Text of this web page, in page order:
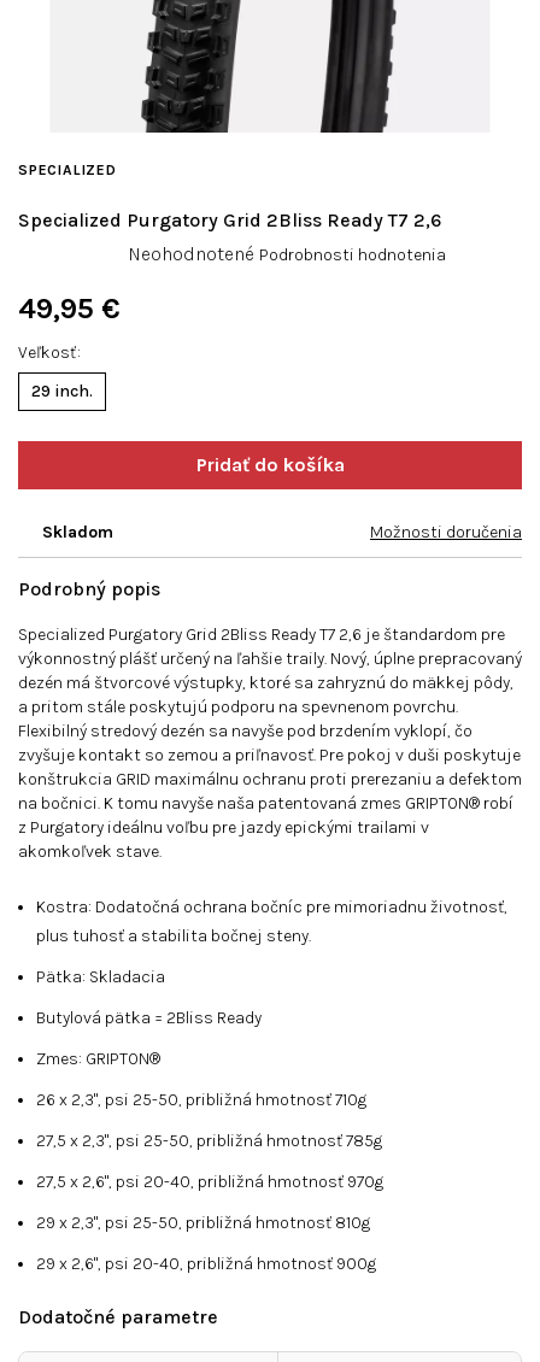
Veľkosť
29 inch.
49,95 €
Skladom Možnosti doručenia
Specialized Purgatory Grid 2Bliss Ready T7 2,6
SPECIALIZED
Priemerné
Neohodnotené Podrobnosti hodnotenia
Podrobný popis
Specialized Purgatory Grid 2Bliss Ready T7 2,6 je štandardom pre
výkonnostný plášť určený na ľahšie traily. Nový, úplne prepracovaný
dezén má štvorcové výstupky, ktoré sa zahryznú do mäkkej pôdy,
a pritom stále poskytujú podporu na spevnenom povrchu.
Flexibilný stredový dezén sa navyše pod brzdením vyklopí, čo
zvyšuje kontakt so zemou a priľnavosť. Pre pokoj v duši poskytuje
konštrukcia GRID maximálnu ochranu proti prerezaniu a defektom
na bočnici. K tomu navyše naša patentovaná zmes GRIPTON® robí
z Purgatory ideálnu voľbu pre jazdy epickými trailami v
akomkoľvek stave.
Kostra: Dodatočná ochrana bočníc pre mimoriadnu životnosť,
plus tuhosť a stabilita bočnej steny.
Pätka: Skladacia
Butylová pätka = 2Bliss Ready
Zmes: GRIPTON®
26 x 2,3", psi 25-50, približná hmotnosť 710g
27,5 x 2,3", psi 25-50, približná hmotnosť 785g
27,5 x 2,6", psi 20-40, približná hmotnosť 970g
29 x 2,3", psi 25-50, približná hmotnosť 810g
29 x 2,6", psi 20-40, približná hmotnosť 900g
Dodatočné parametre